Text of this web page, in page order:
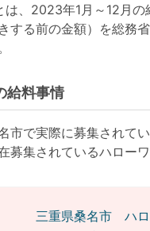
、2023年1月～12月
する前の金額）を総務
給料事情
市で実際に募集されて
募集されているハロー
三重県桑名市 ハ